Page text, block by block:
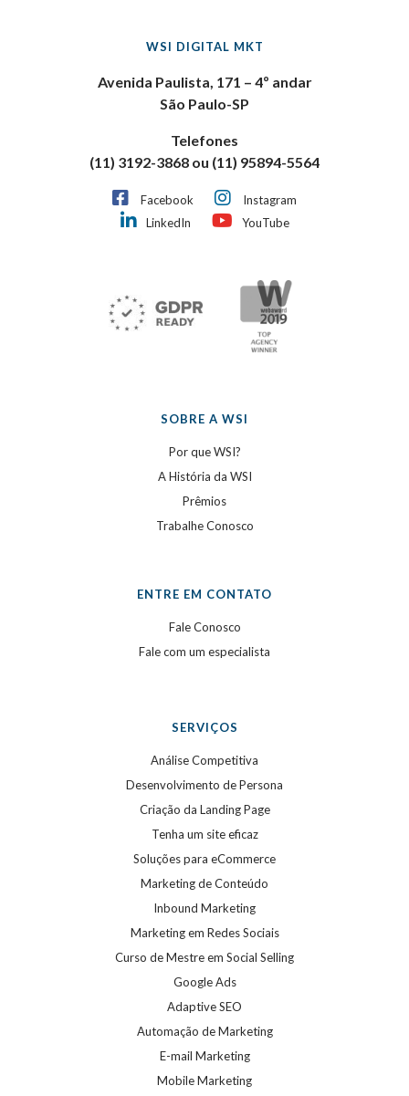
WSI DIGITAL MKT
Avenida Paulista, 171 – 4º andar
São Paulo-SP
Telefones
(11) 3192-3868 ou (11) 95894-5564
Facebook
Instagram
LinkedIn
YouTube
SOBRE A WSI
Por que WSI?
A História da WSI
Prêmios
Trabalhe Conosco
ENTRE EM CONTATO
Fale Conosco
Fale com um especialista
SERVIÇOS
Análise Competitiva
Desenvolvimento de Persona
Criação da Landing Page
Tenha um site eficaz
Soluções para eCommerce
Marketing de Conteúdo
Inbound Marketing
Marketing em Redes Sociais
Curso de Mestre em Social Selling
Google Ads
Adaptive SEO
Automação de Marketing
E-mail Marketing
Mobile Marketing